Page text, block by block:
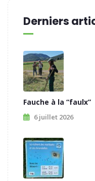
Derniers
Fauche à la “faulx”
6 juillet 2026